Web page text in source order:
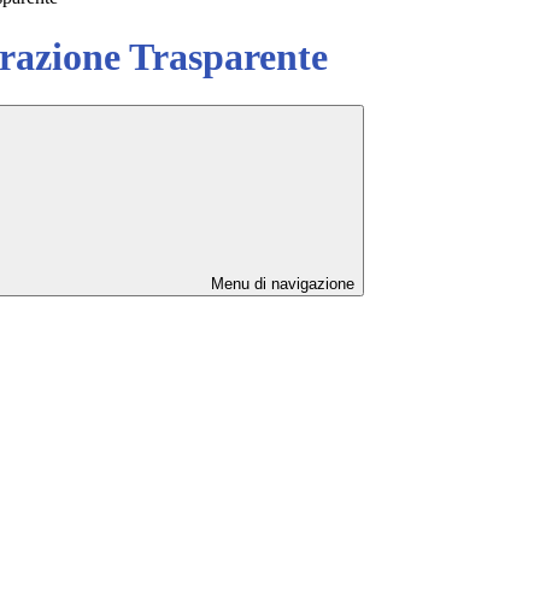
Trasparente
Menu di navigazione